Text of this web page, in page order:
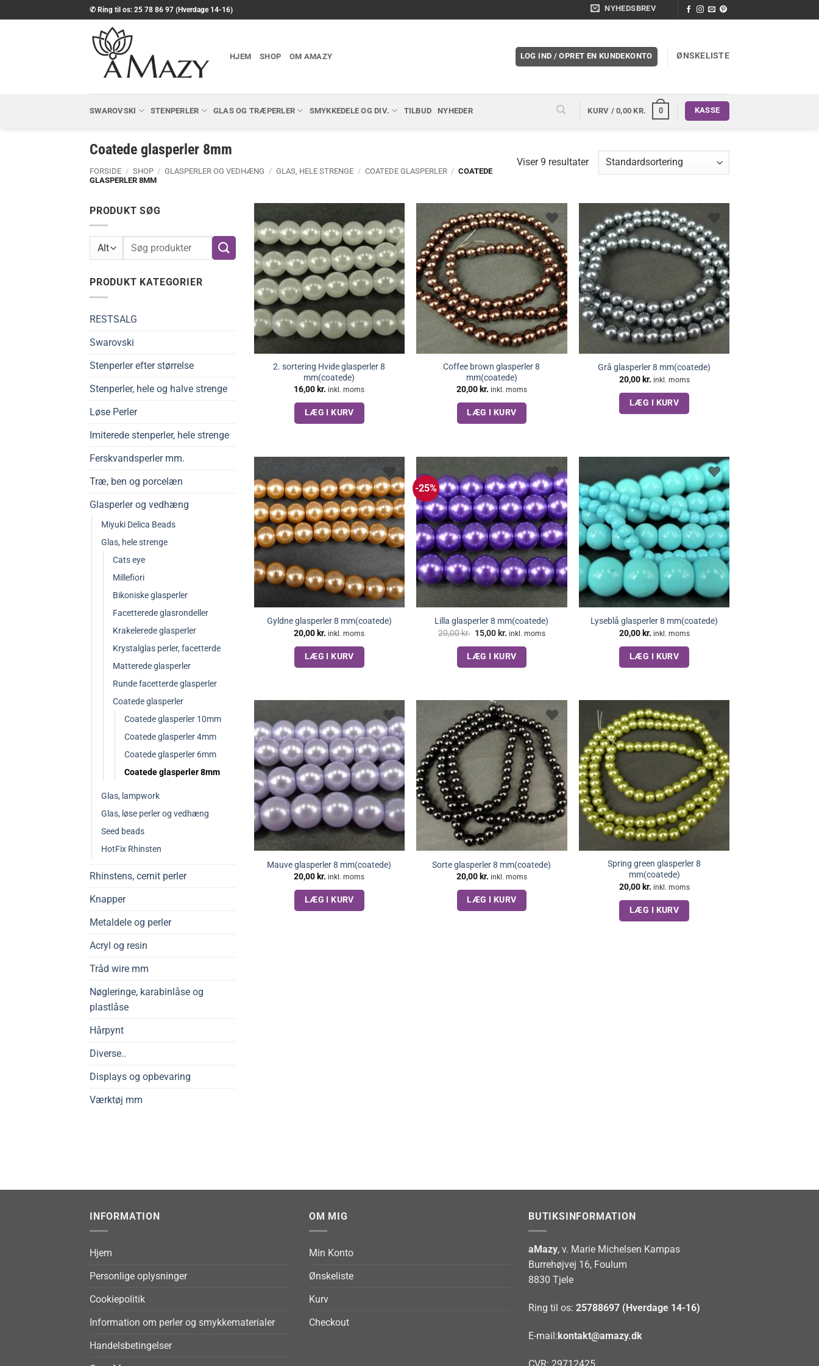
til
✆ Ring til os: 25 78 86 97 (Hverdage 14-16) NYHEDSBREV
HJEM SHOP OM AMAZY LOG IND / OPRET EN KUNDEKONTO ØNSKELISTE
SWAROVSKI STENPERLER GLAS OG TRÆPERLER SMYKKEDELE OG DIV. TILBUD NYHEDER KURV /0,00KR. 0 KASSE
Coatede glasperler 8mm
FORSIDE / SHOP / GLASPERLER OG VEDHÆNG / GLAS, HELE STRENGE / COATEDE GLASPERLER / COATEDE
GLASPERLER 8MM
Viser 9 resultater
PRODUKT SØG
Søg
PRODUKT KATEGORIER
RESTSALG
Swarovski
Stenperler efter størrelse
Stenperler, hele og halve strenge
Løse Perler
Imiterede stenperler, hele strenge
Ferskvandsperler mm.
Træ, ben og porcelæn
Glasperler og vedhæng
Miyuki Delica Beads
Glas, hele strenge
Cats eye
Millefiori
Bikoniske glasperler
Facetterede glasrondeller
Krakelerede glasperler
Krystalglas perler, facetterde
Matterede glasperler
Runde facetterde glasperler
Coatede glasperler
Coatede glasperler 10mm
Coatede glasperler 4mm
Coatede glasperler 6mm
Coatede glasperler 8mm
Glas, lampwork
Glas, løse perler og vedhæng
Seed beads
HotFix Rhinsten
Rhinstens, cernit perler
Knapper
Metaldele og perler
Acryl og resin
Tråd wire mm
Nøgleringe, karabinlåse og
plastlåse
Hårpynt
Diverse..
Displays og opbevaring
Værktøj mm
2. sortering Hvide glasperler 8
mm(coatede)
16,00 kr. inkl. moms
LÆG I KURV
Coffee brown glasperler 8
mm(coatede)
20,00 kr. inkl. moms
LÆG I KURV
Grå glasperler 8 mm(coatede)
20,00 kr. inkl. moms
LÆG I KURV
Gyldne glasperler 8 mm(coatede)
20,00 kr. inkl. moms
LÆG I KURV
-25%
Lilla glasperler 8 mm(coatede)
20,00kr. Den
pris
var:
20,00 kr..
15,00 kr. Den
pris
er:
15,00 kr..
inkl. moms
LÆG I KURV
Lyseblå glasperler 8 mm(coatede)
20,00 kr. inkl. moms
LÆG I KURV
Mauve glasperler 8 mm(coatede)
20,00kr. inkl. moms
LÆG I KURV
Sorte glasperler 8 mm(coatede)
20,00kr. inkl. moms
LÆG I KURV
Spring green glasperler 8
mm(coatede)
20,00 kr. inkl. moms
LÆG I KURV
INFORMATION
Hjem
Personlige oplysninger
Cookiepolitik
Information om perler og smykkematerialer
Handelsbetingelser
OM MIG
Min Konto
Ønskeliste
Kurv
Checkout
BUTIKSINFORMATION
aMazy, v. Marie Michelsen Kampas
Burrehøjvej 16, Foulum
8830 Tjele
Ring til os: 25788697 (Hverdage 14-16)
E-mail:kontakt@amazy.dk